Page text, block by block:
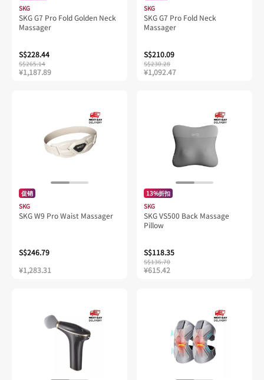
SKG
SKG G7 Pro Fold Golden Neck
Massager
S$228.44
S$265.14
¥1,187.89
SKG
SKG G7 Pro Fold Neck
Massager
S$210.09
S$230.28
¥1,092.47
促销
SKG
SKG W9 Pro Waist Massager
S$246.79
¥1,283.31
13%折扣
SKG
SKG VS500 Back Massage
Pillow
S$118.35
S$136.70
¥615.42